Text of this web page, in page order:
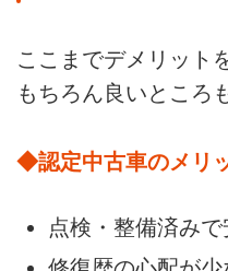
ここまでデメリット
もちろん良いところ
◆認定中古車のメリ
点検・整備済みで